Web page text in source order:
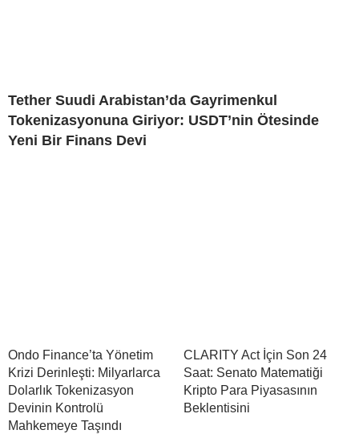
Tether Suudi Arabistan’da Gayrimenkul
Tokenizasyonuna Giriyor: USDT’nin Ötesinde
Yeni Bir Finans Devi
Ondo Finance’ta Yönetim
Krizi Derinleşti: Milyarlarca
Dolarlık Tokenizasyon
Devinin Kontrolü
Mahkemeye Taşındı
CLARITY Act İçin Son 24
Saat: Senato Matematiği
Kripto Para Piyasasının
Beklentisini